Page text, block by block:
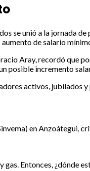
se unió a la jornada
de salario
Aray, recordó que
incremento
activos, jubilados
en Anzoátegui,
Entonces, ¿dónde